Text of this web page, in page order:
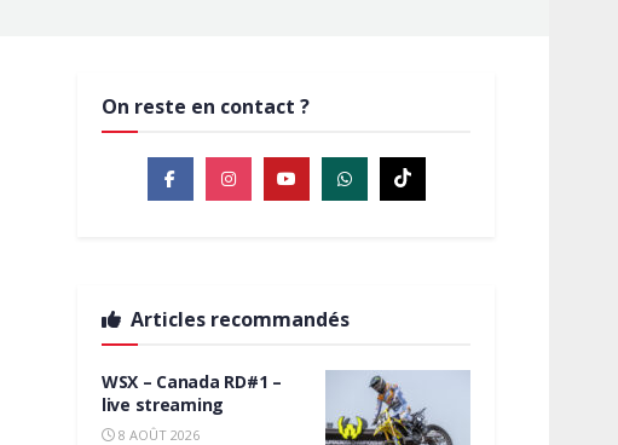
On reste en contact ?
Articles recommandés
WSX – Canada RD#1 –
live streaming
8 AOÛT 2026